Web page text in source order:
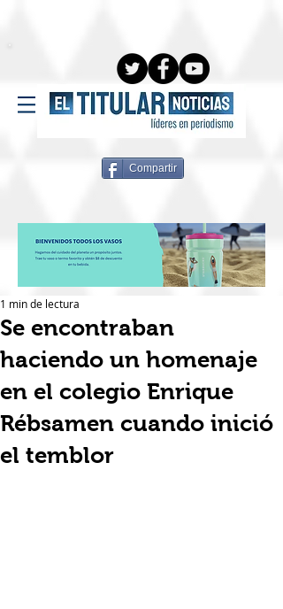
Compartir
Se encontraban
haciendo un homenaje
en el colegio Enrique
Rébsamen cuando inició
el temblor
1 min de lectura